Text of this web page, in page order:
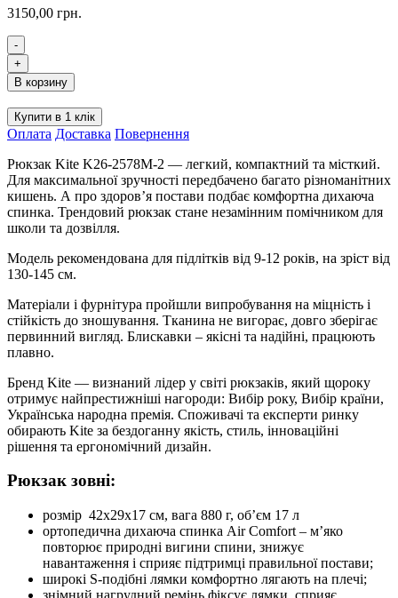
3150,00 грн.
-
Рюкзак
Kite
Education
teens
Denim
Core
K26-
2578M-
2
кількість
+
В корзину
Купити в 1 клік
Оплата Доставка Повернення
Рюкзак Kite K26-2578M-2 — легкий, компактний та місткий.
Для максимальної зручності передбачено багато різноманітних
кишень. А про здоров’я постави подбає комфортна дихаюча
спинка. Трендовий рюкзак стане незамінним помічником для
школи та дозвілля.
Модель рекомендована для підлітків від 9-12 років, на зріст від
130-145 см.
Матеріали і фурнітура пройшли випробування на міцність і
стійкість до зношування. Тканина не вигорає, довго зберігає
первинний вигляд. Блискавки – якісні та надійні, працюють
плавно.
Бренд Kite — визнаний лідер у світі рюкзаків, який щороку
отримує найпрестижніші нагороди: Вибір року, Вибір країни,
Українська народна премія. Споживачі та експерти ринку
обирають Kite за бездоганну якість, стиль, інноваційні
рішення та ергономічний дизайн.
Рюкзак зовні:
розмір 42x29x17 см, вага 880 г, об’єм 17 л
ортопедична дихаюча спинка Air Comfort – м’яко
повторює природні вигини спини, знижує
навантаження і сприяє підтримці правильної постави;
широкі S-подібні лямки комфортно лягають на плечі;
знімний нагрудний ремінь фіксує лямки, сприяє